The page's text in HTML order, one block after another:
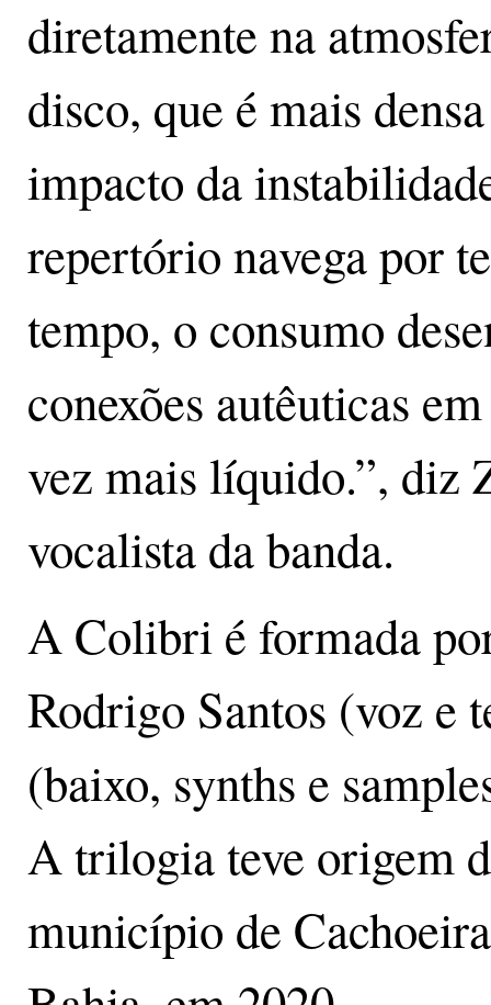
diretamente na
disco, que é mais
impacto da
repertório navega por
tempo, o consumo
conexões autêuticas
vez mais líquido.”, diz
vocalista da banda.
A Colibri é formada
Rodrigo Santos (voz e
(baixo, synths e
A trilogia teve origem
município de